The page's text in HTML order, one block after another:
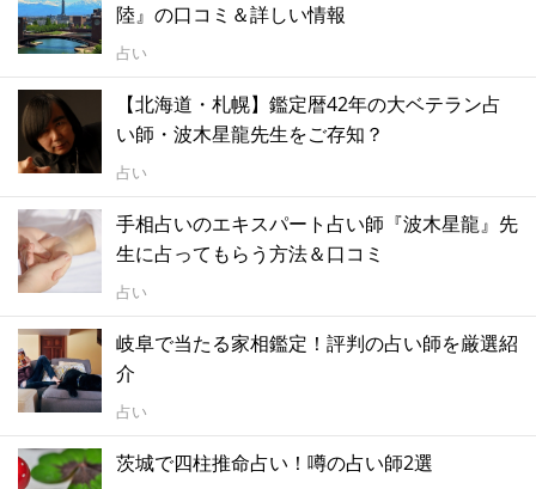
陸』の口コミ＆詳しい情報
占い
【北海道・札幌】鑑定暦42年の大ベテラン占
い師・波木星龍先生をご存知？
占い
手相占いのエキスパート占い師『波木星龍』先
生に占ってもらう方法＆口コミ
占い
岐阜で当たる家相鑑定！評判の占い師を厳選紹
介
占い
茨城で四柱推命占い！噂の占い師2選